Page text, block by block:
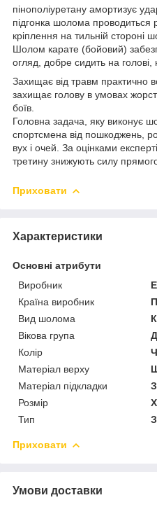
пінополіуретану амортизує
підгонка шолома
кріплення на тильній стороні
Шолом карате (бойовий)
огляд, добре сидить на голові,
Захищає від травм практично
захищає голову в умовах
боїв.
Головна задача, яку виконує
спортсмена від пошкоджень,
вух і очей. За оцінками
третину знижують силу
Приховати
Характеристики
Основні атрибути
Виробник
Країна виробник
Вид шолома
Вікова група
Колір
Матеріал верху
Матеріал підкладки
Розмір
Тип
Приховати
Умови доставки